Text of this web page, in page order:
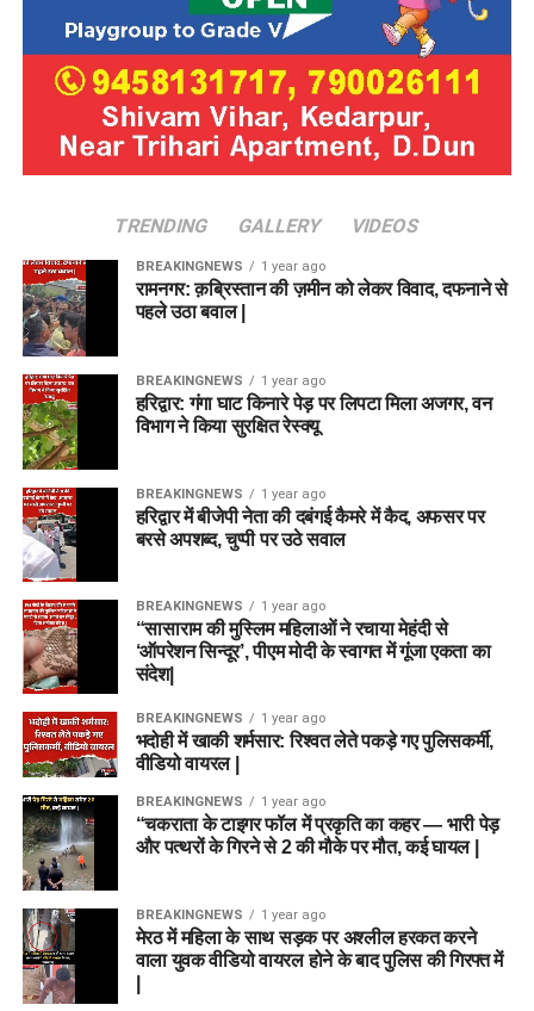
TRENDING GALLERY VIDEOS
BREAKINGNEWS 1 year ago
रामनगर: क़ब्रिस्तान की ज़मीन को लेकर विवाद, दफनाने से
पहले उठा बवाल |
BREAKINGNEWS 1 year ago
हरिद्वार: गंगा घाट किनारे पेड़ पर लिपटा मिला अजगर, वन
विभाग ने किया सुरक्षित रेस्क्यू
BREAKINGNEWS 1 year ago
हरिद्वार में बीजेपी नेता की दबंगई कैमरे में कैद, अफसर पर
बरसे अपशब्द, चुप्पी पर उठे सवाल
BREAKINGNEWS 1 year ago
“सासाराम की मुस्लिम महिलाओं ने रचाया मेहंदी से
‘ऑपरेशन सिन्दूर’, पीएम मोदी के स्वागत में गूंजा एकता का
संदेश|
BREAKINGNEWS 1 year ago
भदोही में खाकी शर्मसार: रिश्वत लेते पकड़े गए पुलिसकर्मी,
वीडियो वायरल |
BREAKINGNEWS 1 year ago
“चकराता के टाइगर फॉल में प्रकृति का कहर — भारी पेड़
और पत्थरों के गिरने से 2 की मौके पर मौत, कई घायल |
BREAKINGNEWS 1 year ago
मेरठ में महिला के साथ सड़क पर अश्लील हरकत करने
वाला युवक वीडियो वायरल होने के बाद पुलिस की गिरफ्त में